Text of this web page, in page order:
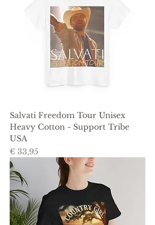
Salvati Freedom Tour Unisex
Heavy Cotton - Support Tribe
USA
Prijs
€ 33,95